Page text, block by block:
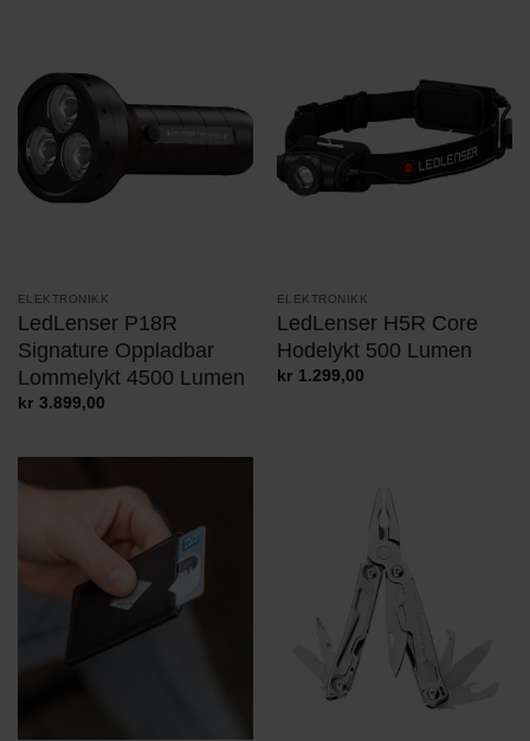
ELEKTRONIKK
LedLenser P18R
Signature Oppladbar
Lommelykt 4500 Lumen
kr 3.899,00
ELEKTRONIKK
LedLenser H5R Core
Hodelykt 500 Lumen
kr 1.299,00